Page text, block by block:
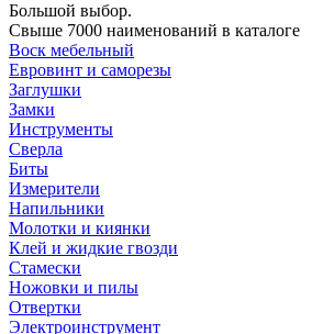
Большой выбор.
Свыше 7000 наименований в каталоге
Воск мебельный
Евровинт и саморезы
Заглушки
Замки
Инструменты
Сверла
Биты
Измерители
Напильники
Молотки и киянки
Клей и жидкие гвозди
Стамески
Ножовки и пилы
Отвертки
Электроинструмент